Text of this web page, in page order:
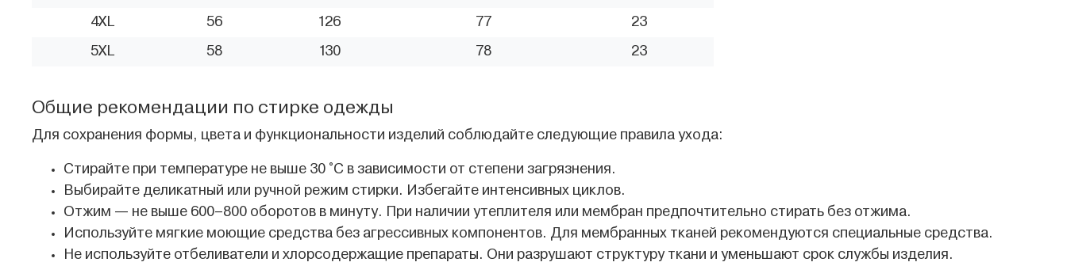
4XL 56 126 77 23
5XL 58 130 78 23
Общие рекомендации по стирке одежды
Для сохранения формы, цвета и функциональности изделий соблюдайте следующие правила ухода:
Стирайте при температуре не выше 30 °C в зависимости от степени загрязнения.
Выбирайте деликатный или ручной режим стирки. Избегайте интенсивных циклов.
Отжим — не выше 600–800 оборотов в минуту. При наличии утеплителя или мембран предпочтительно стирать без отжима.
Используйте мягкие моющие средства без агрессивных компонентов. Для мембранных тканей рекомендуются специальные средства.
Не используйте отбеливатели и хлорсодержащие препараты. Они разрушают структуру ткани и уменьшают срок службы изделия.